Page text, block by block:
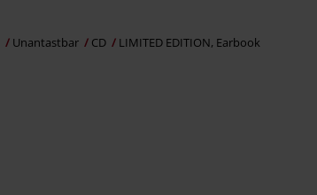
Unantastbar CD LIMITED EDITION, Earbook